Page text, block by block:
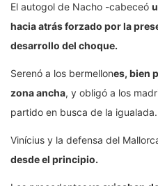
El autogol de Nacho -cabeceó
hacia atrás forzado por la
desarrollo del choque.
Serenó a los bermellones, bien
zona ancha, y obligó a los
partido en busca de la igualada.
Vinícius y la defensa del
desde el principio.